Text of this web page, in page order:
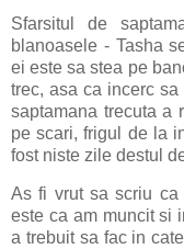
Sfarsitul de
blanoasele - Tasha
ei este sa stea pe
trec, asa ca incerc
saptamana trecuta a
pe scari, frigul de la
fost niste zile destul
As fi vrut sa scriu ca
este ca am muncit si
a trebuit sa fac in